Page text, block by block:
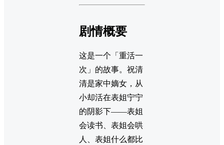
剧情概要
这是一个「重活一
次」的故事。祝清
清是家中嫡女，从
小却活在表姐宁宁
的阴影下——表姐
会读书、表姐会哄
人、表姐什么都比